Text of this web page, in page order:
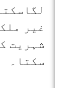
غیر
شہریت
سکتا۔